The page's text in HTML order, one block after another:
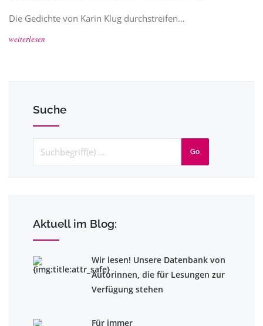
Die Gedichte von Karin Klug durchstreifen…
weiterlesen
Suche
Go
Aktuell im Blog:
Wir lesen! Unsere Datenbank von
Autorinnen, die für Lesungen zur
Verfügung stehen
Für immer